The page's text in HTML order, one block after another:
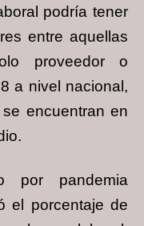
podría tener
entre aquellas
proveedor o
a nivel nacional,
encuentran en
por pandemia
el porcentaje de